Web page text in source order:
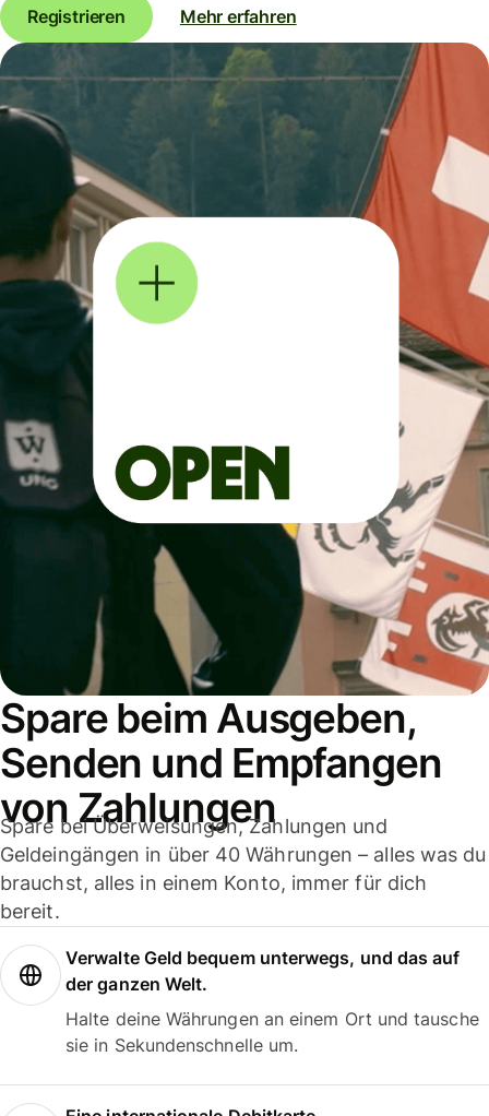
Registrieren Mehr erfahren
Spare beim Ausgeben,
Senden und Empfangen
von Zahlungen
Spare bei Überweisungen, Zahlungen und
Geldeingängen in über 40 Währungen – alles was du
brauchst, alles in einem Konto, immer für dich
bereit.
Verwalte Geld bequem unterwegs, und das auf
der ganzen Welt.
Halte deine Währungen an einem Ort und tausche
sie in Sekundenschnelle um.